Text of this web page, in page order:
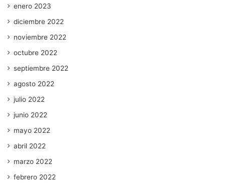
enero 2023
diciembre 2022
noviembre 2022
octubre 2022
septiembre 2022
agosto 2022
julio 2022
junio 2022
mayo 2022
abril 2022
marzo 2022
febrero 2022